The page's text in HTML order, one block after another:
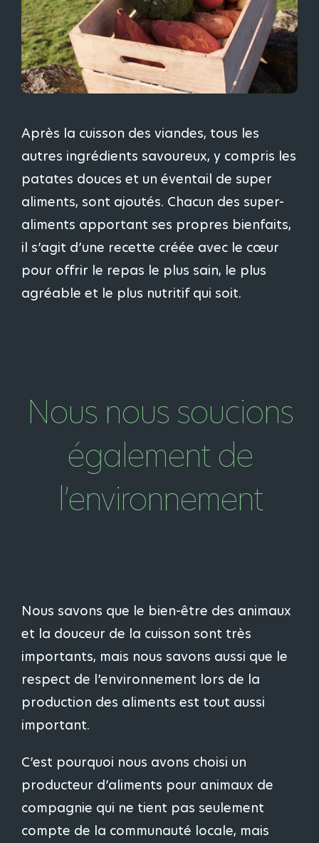
Après la cuisson des viandes, tous les
autres ingrédients savoureux, y compris les
patates douces et un éventail de super
aliments, sont ajoutés. Chacun des super-
aliments apportant ses propres bienfaits,
il s’agit d’une recette créée avec le cœur
pour offrir le repas le plus sain, le plus
agréable et le plus nutritif qui soit.
Nous nous soucions
également de
l’environnement
Nous savons que le bien-être des animaux
et la douceur de la cuisson sont très
importants, mais nous savons aussi que le
respect de l’environnement lors de la
production des aliments est tout aussi
important.
C’est pourquoi nous avons choisi un
producteur d’aliments pour animaux de
compagnie qui ne tient pas seulement
compte de la communauté locale, mais